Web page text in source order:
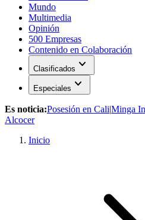
Mundo
Multimedia
Opinión
500 Empresas
Contenido en Colaboración
Clasificados expand_more
Especiales expand_more
Es noticia:Posesión en Cali|Minga
Alcocer
Inicio